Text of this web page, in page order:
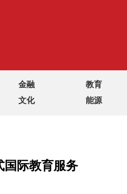
教育
金融
能源
文化
国际教育服务